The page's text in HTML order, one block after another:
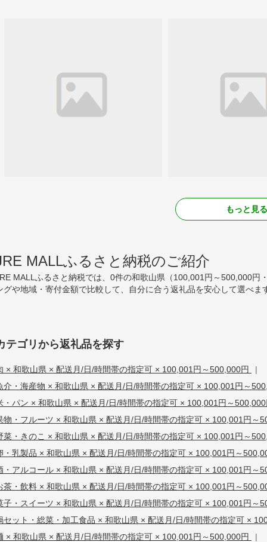
もっと見る
MALLふるさと納税のご紹介
MALLふるさと納税では、0件の和歌山県（100,001円～500,000円
グや地域・寄付金額で比較して、自分に合う返礼品を安心して選べ
テゴリから返礼品を探す
× 和歌山県 × 配送月/日/時間帯の指定可 × 100,001円～500,000円
|
介・海産物 × 和歌山県 × 配送月/日/時間帯の指定可 × 100,001円～
・パン × 和歌山県 × 配送月/日/時間帯の指定可 × 100,001円～
物・フルーツ × 和歌山県 × 配送月/日/時間帯の指定可 × 100,001円～
菜・きのこ × 和歌山県 × 配送月/日/時間帯の指定可 × 100,001円～
・乳製品 × 和歌山県 × 配送月/日/時間帯の指定可 × 100,001円～
・アルコール × 和歌山県 × 配送月/日/時間帯の指定可 × 100,001円～
茶・飲料 × 和歌山県 × 配送月/日/時間帯の指定可 × 100,001円～
子・スイーツ × 和歌山県 × 配送月/日/時間帯の指定可 × 100,001円～
セット・総菜・加工食品 × 和歌山県 × 配送月/日/時間帯の指定可 ×
× 和歌山県 × 配送月/日/時間帯の指定可 × 100,001円～500,000円
|